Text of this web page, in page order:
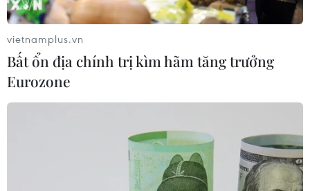
Tăng 3 phiên liên tiếp, chỉ số VN-Index
vượt mốc 760 điểm
vietnamplus.vn
Bất ổn địa chính trị kìm hãm tăng trưởng
Eurozone